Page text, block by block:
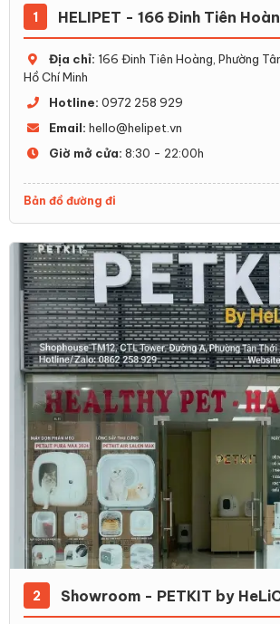
1 HELIPET - 166 Đinh Tiên
Địa chỉ: 166 Đinh Tiên Hoàng, Phường
Hồ Chí Minh
Hotline: 0972 258 929
Email: hello@helipet.vn
Giờ mở cửa: 8:30 - 22:00h
Bản đồ đường đi
2 Showroom - PETKIT by